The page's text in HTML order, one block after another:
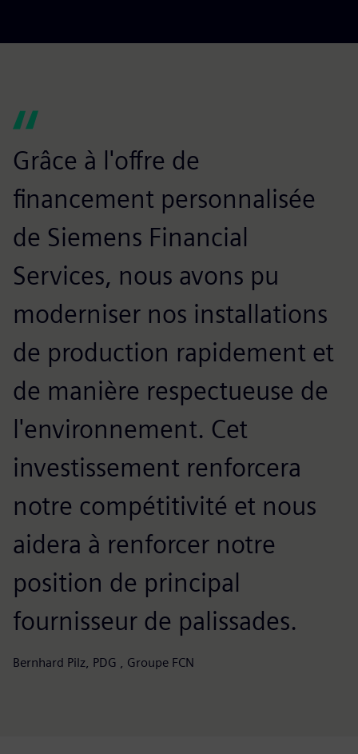
Grâce à l'offre de
financement personnalisée
de Siemens Financial
Services, nous avons pu
moderniser nos installations
de production rapidement et
de manière respectueuse de
l'environnement. Cet
investissement renforcera
notre compétitivité et nous
aidera à renforcer notre
position de principal
fournisseur de palissades.
Bernhard Pilz, PDG , Groupe FCN